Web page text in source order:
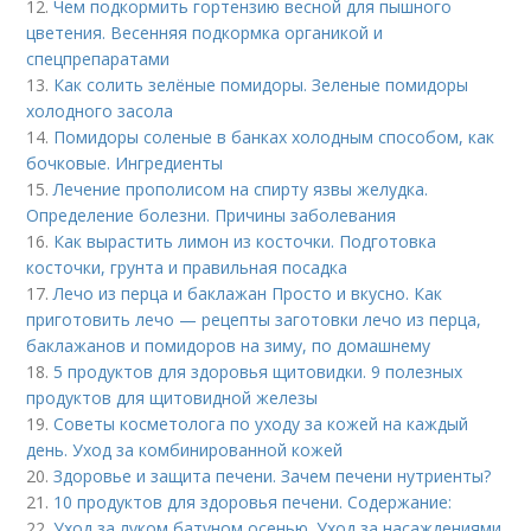
12.Чем подкормить гортензию весной для пышного
цветения. Весенняя подкормка органикой и
спецпрепаратами
13. Как солить зелёные помидоры. Зеленые помидоры
холодного засола
14. Помидоры соленые в банках холодным способом, как
бочковые. Ингредиенты
15. Лечение прополисом на спирту язвы желудка.
Определение болезни. Причины заболевания
16. Как вырастить лимон из косточки. Подготовка
косточки, грунта и правильная посадка
17. Лечо из перца и баклажан Просто и вкусно. Как
приготовить лечо — рецепты заготовки лечо из перца,
баклажанов и помидоров на зиму, по домашнему
18. 5 продуктов для здоровья щитовидки. 9 полезных
продуктов для щитовидной железы
19.Советы косметолога по уходу за кожей на каждый
день. Уход за комбинированной кожей
20.Здоровье и защита печени. Зачем печени нутриенты?
21. 10 продуктов для здоровья печени. Содержание: